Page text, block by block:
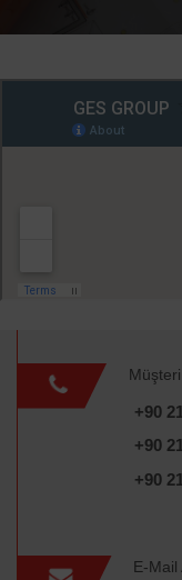
+90
+90
+90
E-Mail